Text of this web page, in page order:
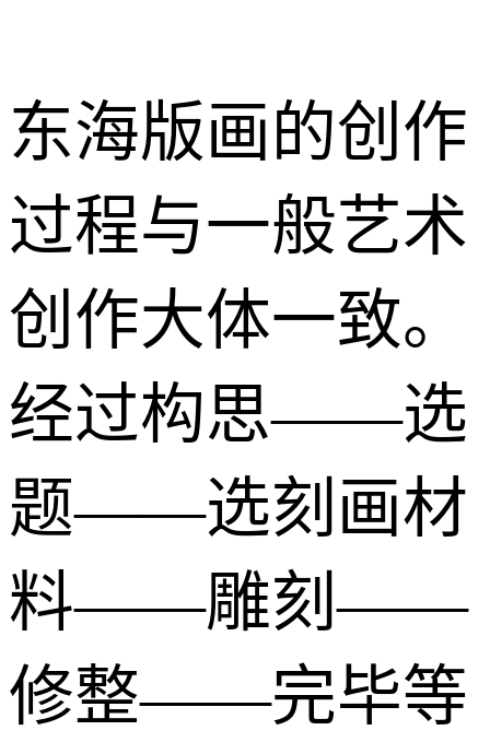
东海版画的创作
过程与一般艺术
创作大体一致。
经过构思——选
题——选刻画材
料——雕刻——
修整——完毕等